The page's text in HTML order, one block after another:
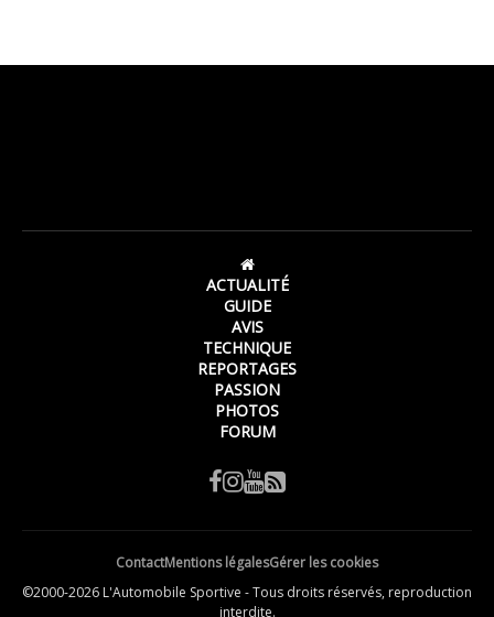
ACTUALITÉ
GUIDE
AVIS
TECHNIQUE
REPORTAGES
PASSION
PHOTOS
FORUM
ContactMentions légalesGérer les cookies
©2000-2026 L'Automobile Sportive - Tous droits réservés, reproduction
interdite.